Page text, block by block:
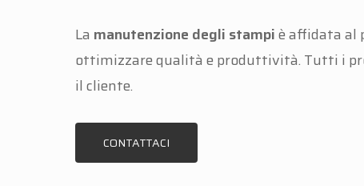
La manutenzione degli stampiè affidata al
ottimizzare qualità e produttività. Tutti i
il cliente.
CONTATTACI